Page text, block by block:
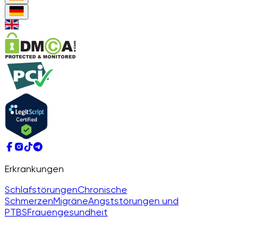
Erkrankungen
SchlafstörungenChronische
SchmerzenMigräneAngststörungen und
PTBSFrauengesundheit